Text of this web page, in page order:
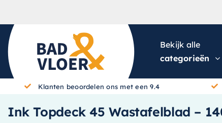
Bekijk alle
categorieën
Klanten beoordelen ons met een 9.4
Ink Topdeck 45 Wastafelblad –